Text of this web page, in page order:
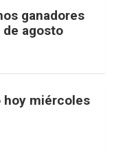
ganadores
agosto
hoy miércoles